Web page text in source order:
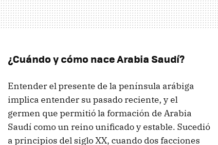
¿Cuándo y cómo nace Arabia Saudí?
Entender el presente de la península arábiga
implica entender su pasado reciente, y el
germen que permitió la formación de Arabia
Saudí como un reino unificado y estable. Sucedió
a principios del siglo XX, cuando dos facciones